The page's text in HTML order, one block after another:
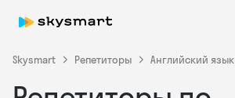
Skysmart Репетиторы Английский язык